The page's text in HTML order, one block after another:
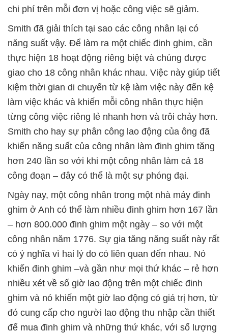
chi phí trên mỗi đơn vị hoặc công việc sẽ giảm.
Smith đã giải thích tại sao các công nhân lại có
năng suất vậy. Để làm ra một chiếc đinh ghim, cần
thực hiện 18 hoạt động riêng biệt và chúng được
giao cho 18 công nhân khác nhau. Việc này giúp tiết
kiệm thời gian di chuyển từ kệ làm việc này đến kệ
làm việc khác và khiến mỗi công nhân thực hiện
từng công việc riêng lẻ nhanh hơn và trôi chảy hơn.
Smith cho hay sự phân công lao động của ông đã
khiến năng suất của công nhân làm đinh ghim tăng
hơn 240 lần so với khi một công nhân làm cả 18
công đoạn – đây có thể là một sự phóng đại.
Ngày nay, một công nhân trong một nhà máy đinh
ghim ở Anh có thể làm nhiều đinh ghim hơn 167 lần
– hơn 800.000 đinh ghim một ngày – so với một
công nhân năm 1776. Sự gia tăng năng suất này rất
có ý nghĩa vì hai lý do có liên quan đến nhau. Nó
khiến đinh ghim –và gần như mọi thứ khác – rẻ hơn
nhiều xét về số giờ lao động trên một chiếc đinh
ghim và nó khiến một giờ lao động có giá trị hơn, từ
đó cung cấp cho người lao động thu nhập cần thiết
để mua đinh ghim và những thứ khác, với số lượng